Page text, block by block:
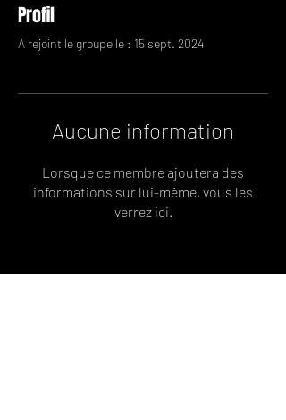
Profil
A rejoint le groupe le : 15 sept. 2024
Aucune information
Lorsque ce membre ajoutera des
informations sur lui-même, vous les
verrez ici.